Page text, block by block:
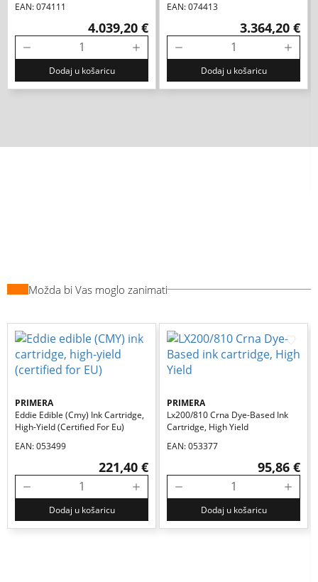
EAN: 074111
4.039,20 €
Dodaj u košaricu
EAN: 074413
3.364,20 €
Dodaj u košaricu
Možda bi Vas moglo zanimati
PRIMERA
Eddie Edible (cmy) Ink Cartridge,
High-Yield (certified For Eu)
EAN: 053499
221,40 €
Dodaj u košaricu
PRIMERA
Lx200/810 Crna Dye-Based Ink
Cartridge, High Yield
EAN: 053377
95,86 €
Dodaj u košaricu